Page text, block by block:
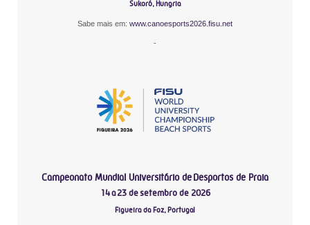
Sukoró, Hungria
Sabe mais em: www.canoesports2026.fisu.net
-
Campeonato Mundial Universitário de Desportos de Praia
14 a 23 de setembro de 2026
Figueira da Foz, Portugal